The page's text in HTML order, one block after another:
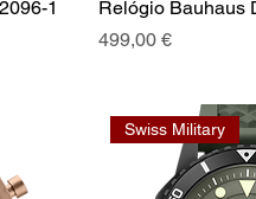
1
Relógio Bauhaus
Preço
499,00 €
Swiss Military